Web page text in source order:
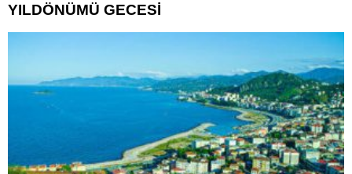
YILDÖNÜMÜ GECESİ